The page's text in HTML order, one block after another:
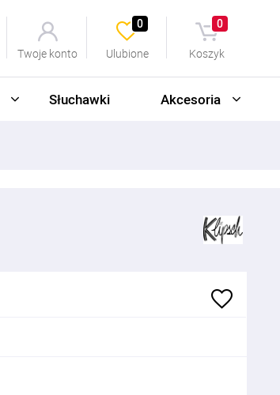
Twoje konto Ulubione
0
Koszyk
0
Słuchawki Akcesoria